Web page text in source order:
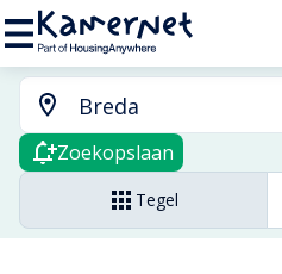
Zoekopslaan
Tegel